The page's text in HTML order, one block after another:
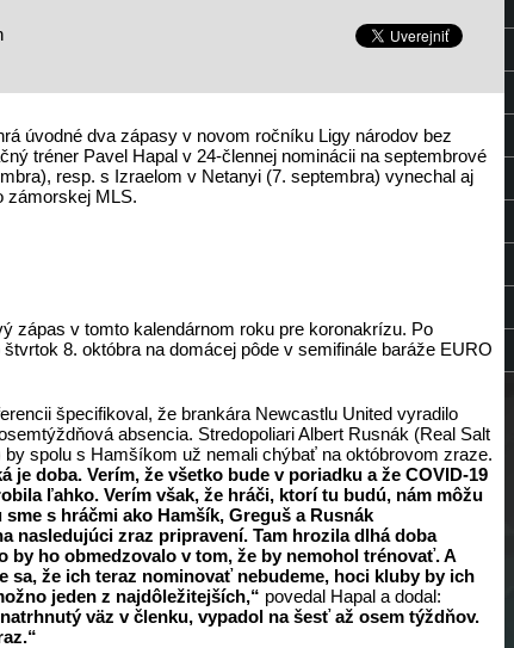
úvodné dva zápasy v novom ročníku Ligy národov bez
tréner Pavel Hapal v 24-člennej nominácii na septembrové
resp. s Izraelom v Netanyi (7. septembra) vynechal aj
zámorskej MLS.
zápas v tomto kalendárnom roku pre koronakrízu. Po
8. októbra na domácej pôde v semifinále baráže EURO
špecifikoval, že brankára Newcastlu United vyradilo
absencia. Stredopoliari Albert Rusnák (Real Salt
spolu s Hamšíkom už nemali chýbať na októbrovom zraze.
je doba. Verím, že všetko bude v poriadku a že COVID-19
ľahko. Verím však, že hráči, ktorí tu budú, nám môžu
s hráčmi ako Hamšík, Greguš a Rusnák
nasledujúci zraz pripravení. Tam hrozila dlhá doba
by ho obmedzovalo v tom, že by nemohol trénovať. A
sa, že ich teraz nominovať nebudeme, hoci kluby by ich
jeden z najdôležitejších,“ povedal Hapal a dodal:
väz v členku, vypadol na šesť až osem týždňov.